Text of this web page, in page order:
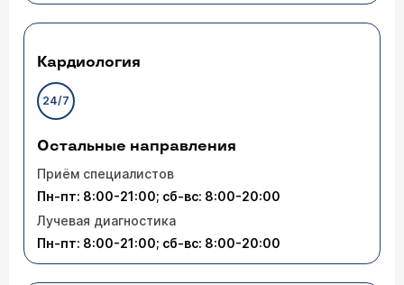
Кардиология
24/7
Остальные направления
Приём специалистов
Пн-пт: 8:00-21:00; сб-вс: 8:00-20:00
Лучевая диагностика
Пн-пт: 8:00-21:00; сб-вс: 8:00-20:00